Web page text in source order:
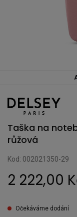
Taška na
růžová
Kod: 002021350-29
2 222,00
Očekáváme dodání